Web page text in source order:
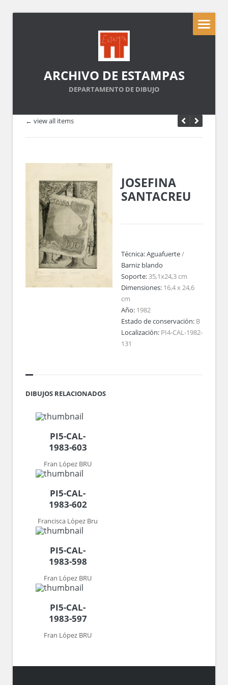
ARCHIVO DE ESTAMPAS
DEPARTAMENTO DE DIBUJO
← view all items
JOSEFINA
SANTACREU
Técnica:Aguafuerte/
Barniz blando
Soporte:35,1x24,3 cm
Dimensiones: 16,4 x 24,6
cm
Año: 1982
Estado de conservación: B
Localización: PI4-CAL-1982-
131
DIBUJOS RELACIONADOS
PI5-CAL-
1983-603
Fran López BRU
PI5-CAL-
1983-602
Francisca López Bru
PI5-CAL-
1983-598
Fran López BRU
PI5-CAL-
1983-597
Fran López BRU